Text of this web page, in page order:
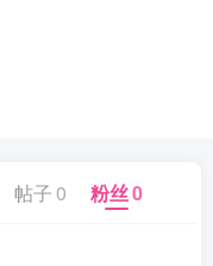
帖子 0 粉丝0